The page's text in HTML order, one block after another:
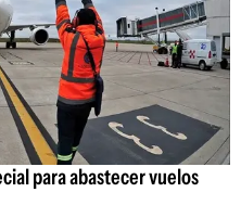
para abastecer vuelos